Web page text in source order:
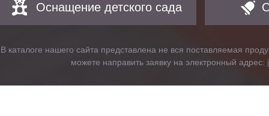
Оснащение детского сада
В каталоге нашего сайта представлена не вся поставляемая
можете направить заявку на электронный адрес: